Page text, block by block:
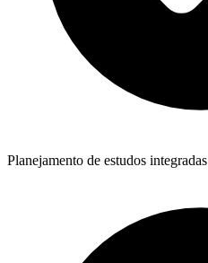
Planejamento de estudos integradas